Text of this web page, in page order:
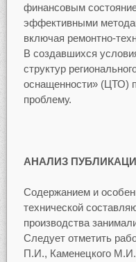
финансовым
эффективными
включая ремонтно-
В создавшихся
структур
оснащенности» (ЦТО)
проблему.
АНАЛИЗ
Содержанием и
технической
производства
Следует отметить
П.И., Каменецкого